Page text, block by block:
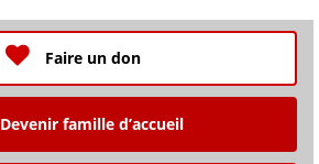
Faire un don
Devenir famille d’accueil